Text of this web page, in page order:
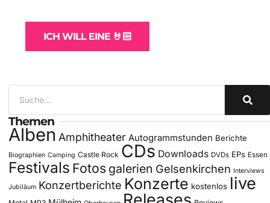
ICH WILL EINE 🤘🏻
Themen
Alben Amphitheater Autogrammstunden Berichte
Biographien Camping Castle Rock CDs Downloads DVDs EPs Essen
Festivals Fotos galerien Gelsenkirchen Interviews
Jubiläum Konzertberichte Konzerte kostenlos live